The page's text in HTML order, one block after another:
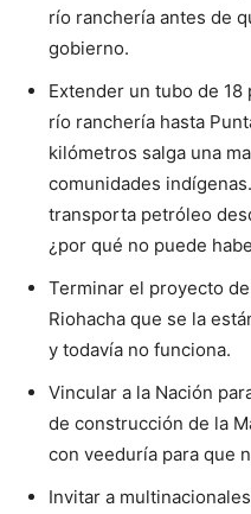
río ranchería antes de
gobierno.
Extender un tubo de
río ranchería hasta
kilómetros salga una
comunidades
transporta petróleo
¿por qué no puede
Terminar el proyecto
Riohacha que se la
y todavía no funciona.
Vincular a la Nación
de construcción de la
con veeduría para que
Invitar a